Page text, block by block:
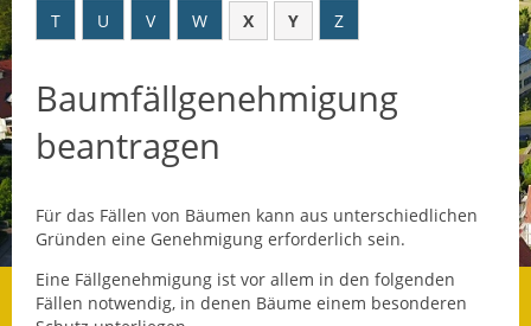
Datenschutz
Datenschutz im
Steueramt
Geschichte und
Gegenwart
Was die Alten noch
T
U V W X Y Z
Baumfällgenehmigung
beantragen
Für das Fällen von Bäumen kann aus unterschiedlichen
Gründen eine Genehmigung erforderlich sein.
Eine Fällgenehmigung ist vor allem in den folgenden
Fällen notwendig, in denen Bäume einem besonderen